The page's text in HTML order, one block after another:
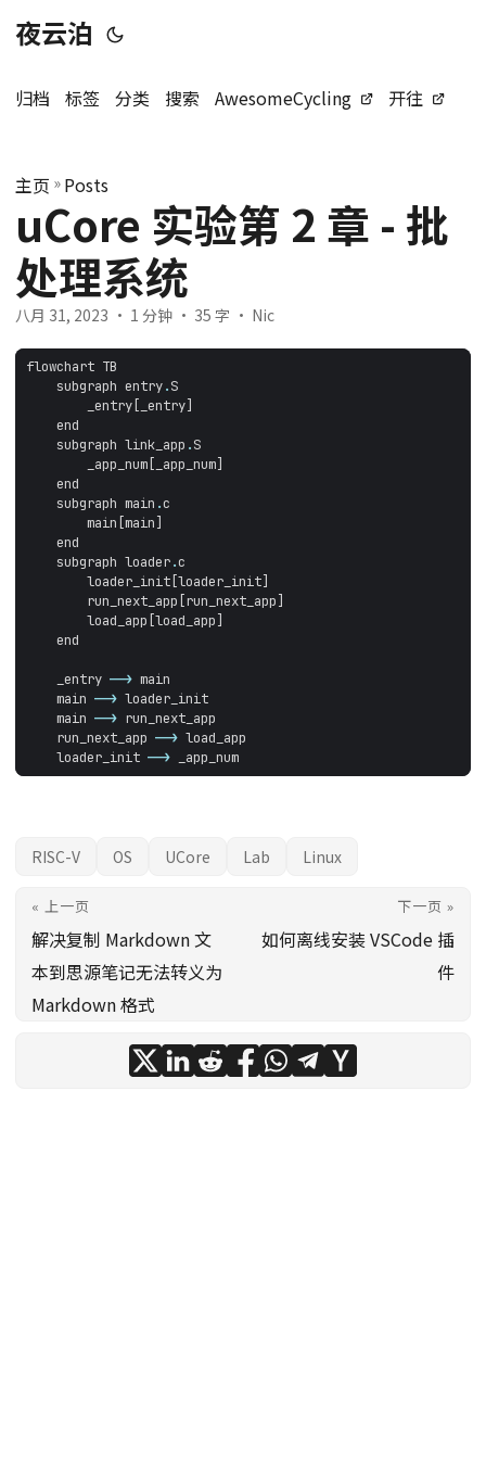
夜云泊
归档 标签 分类 搜索 AwesomeCycling 开往
主页 » Posts
uCore 实验第 2 章 - 批
处理系统
八月 31, 2023 · 1 分钟 · 35 字 · Nic
flowchart TB
subgraph entry.S
_entry [ _entry]
end
subgraph link_app .S
_app_num [ _app_num]
end
subgraph main .c
main [main]
end
subgraph loader.c
loader_init [loader_init]
run_next_app [run_next_app]
load_app [load_app]
end
_entry --> main
main --> loader_init
main --> run_next_app
run_next_app --> load_app
loader_init --> _app_num
RISC-V OS UCore Lab Linux
« 上一页
解决复制 Markdown 文
本到思源笔记无法转义为
Markdown 格式
下一页 »
如何离线安装 VSCode 插
件